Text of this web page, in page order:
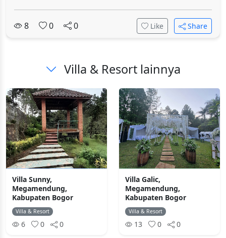
8 0 0 Like Share
Villa & Resort lainnya
Villa Sunny,
Megamendung,
Kabupaten Bogor
Villa & Resort
6 0 0
Villa Galic,
Megamendung,
Kabupaten Bogor
Villa & Resort
13 0 0